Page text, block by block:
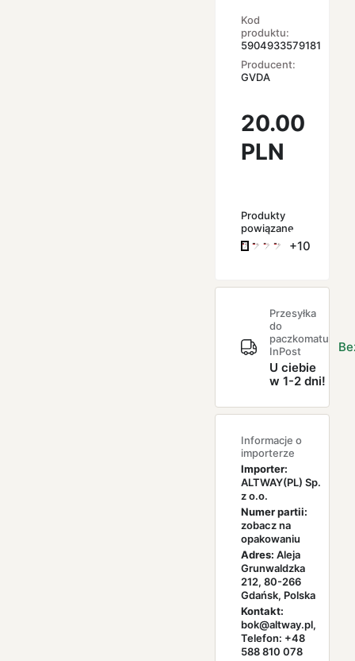
Kod
produktu:
5904933579181
Producent:
GVDA
20.00
PLN
Produkty
powiązane
+10
Przesyłka
do
paczkomatu
InPost
U ciebie
w 1-2 dni!
Informacje o
importerze
Importer:
ALTWAY(PL) Sp.
z o.o.
Numer partii:
zobacz na
opakowaniu
Adres: Aleja
Grunwaldzka
212, 80-266
Gdańsk, Polska
Kontakt:
bok@altway.pl,
Telefon: +48
588 810 078